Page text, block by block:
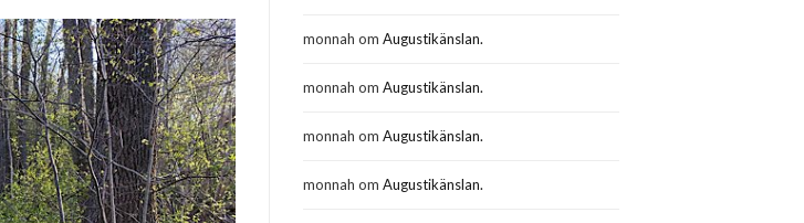
monnah omAugustikänslan.
monnah omAugustikänslan.
monnah omAugustikänslan.
monnah omAugustikänslan.